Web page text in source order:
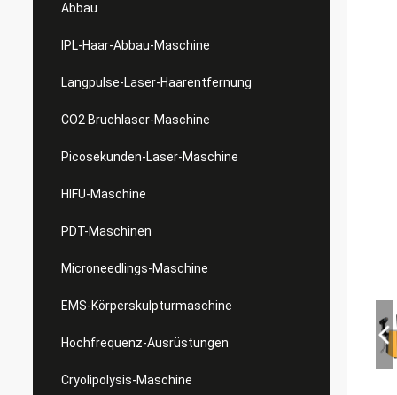
Abbau
IPL-Haar-Abbau-Maschine
Langpulse-Laser-Haarentfernung
CO2 Bruchlaser-Maschine
Picosekunden-Laser-Maschine
HIFU-Maschine
PDT-Maschinen
Microneedlings-Maschine
EMS-Körperskulpturmaschine
Hochfrequenz-Ausrüstungen
Cryolipolysis-Maschine